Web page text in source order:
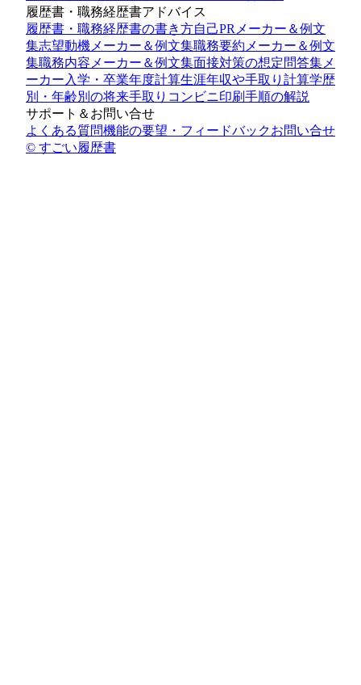
履歴書・職務経歴書アドバイス
履歴書・職務経歴書の書き方自己PRメーカー＆例文
集志望動機メーカー＆例文集職務要約メーカー＆例文
集職務内容メーカー＆例文集面接対策の想定問答集メ
ーカー 入学・卒業年度計算生涯年収や手取り計算学歴
別・年齢別の将来手取り コンビニ印刷手順の解説
サポート＆お問い合せ
よくある質問機能の要望・フィードバックお問い合せ
© すごい履歴書